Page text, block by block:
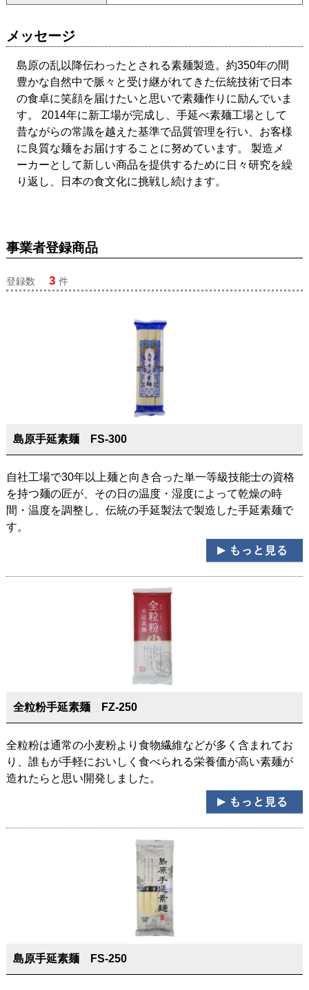
メッセージ
島原の乱以降伝わったとされる素麺製造。約350年の間
豊かな自然中で脈々と受け継がれてきた伝統技術で日本
の食卓に笑顔を届けたいと思いで素麺作りに励んでいま
す。 2014年に新工場が完成し、手延べ素麺工場として
昔ながらの常識を越えた基準で品質管理を行い、お客様
に良質な麺をお届けすることに努めています。 製造メ
ーカーとして新しい商品を提供するために日々研究を繰
り返し、日本の食文化に挑戦し続けます。
事業者登録商品
登録数 3 件
島原手延素麺 FS-300
自社工場で30年以上麺と向き合った単一等級技能士の資格
を持つ麺の匠が、その日の温度・湿度によって乾燥の時
間・温度を調整し、伝統の手延製法で製造した手延素麺で
す。
全粒粉手延素麺 FZ-250
全粒粉は通常の小麦粉より食物繊維などが多く含まれてお
り、誰もが手軽においしく食べられる栄養価が高い素麺が
造れたらと思い開発しました。
島原手延素麺 FS-250